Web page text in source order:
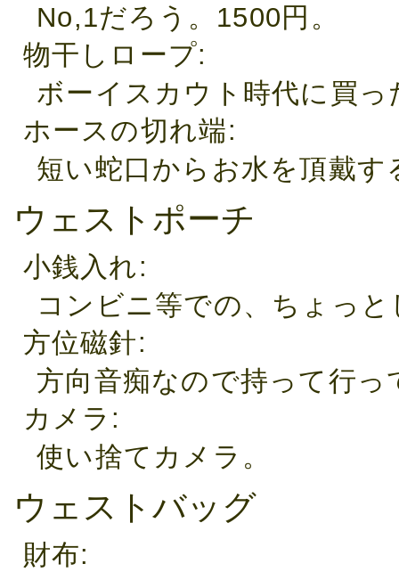
No,1だろう。1500円。
物干しロープ
ボーイスカウト時代に買っ
ホースの切れ端
短い蛇口からお水を頂戴
ウェストポーチ
小銭入れ
コンビニ等での、ちょっ
方位磁針
方向音痴なので持って行
カメラ
使い捨てカメラ。
ウェストバッグ
財布